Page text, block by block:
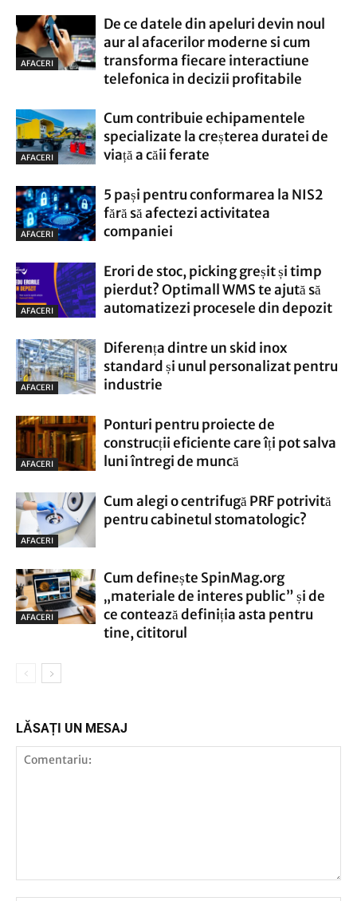
AFACERI
De ce datele din apeluri devin noul
aur al afacerilor moderne si cum
transforma fiecare interactiune
telefonica in decizii profitabile
AFACERI
Cum contribuie echipamentele
specializate la creșterea duratei de
viață a căii ferate
AFACERI
5 pași pentru conformarea la NIS2
fără să afectezi activitatea
companiei
AFACERI
Erori de stoc, picking greșit și timp
pierdut? Optimall WMS te ajută să
automatizezi procesele din depozit
AFACERI
Diferența dintre un skid inox
standard și unul personalizat pentru
industrie
AFACERI
Ponturi pentru proiecte de
construcții eficiente care îți pot salva
luni întregi de muncă
AFACERI
Cum alegi o centrifugă PRF potrivită
pentru cabinetul stomatologic?
AFACERI
Cum definește SpinMag.org
„materiale de interes public” și de
ce contează definiția asta pentru
tine, cititorul
LĂSAȚI UN MESAJ